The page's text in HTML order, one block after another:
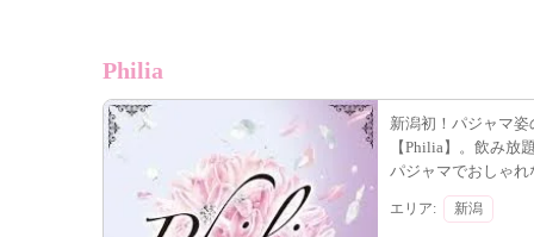
Philia
新潟初！パジャマ
【Philia】。飲み放
パジャマでおしゃ
エリア: 新潟